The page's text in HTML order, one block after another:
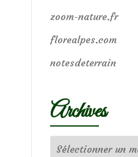
zoom-nature.fr
florealpes.com
notesdeterrain
Archives
Archives